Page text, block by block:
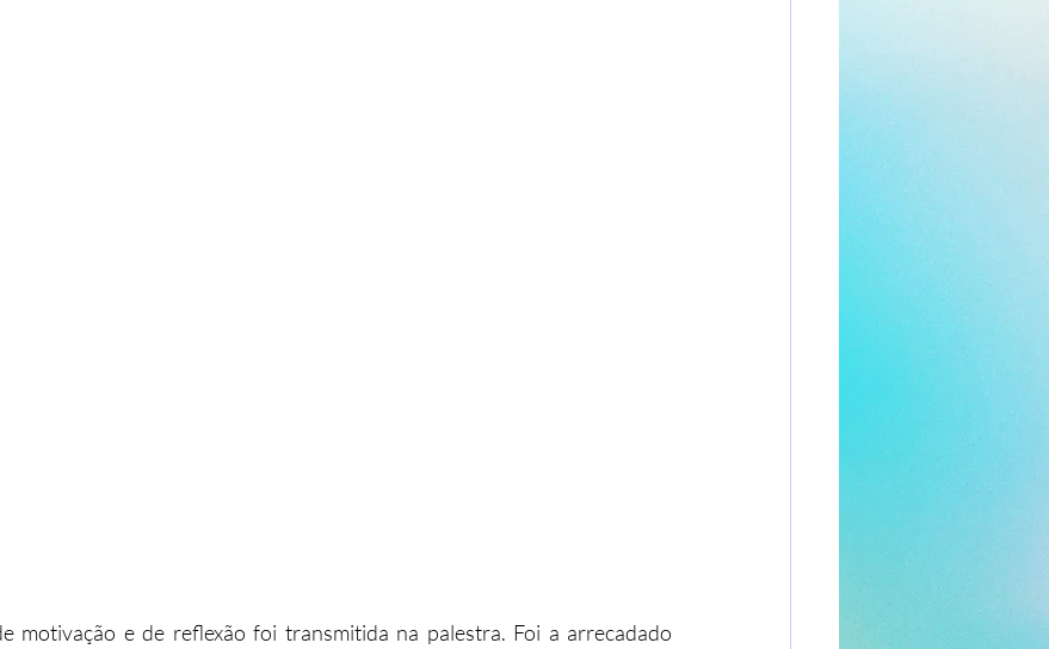
motivação e de reflexão foi transmitida na palestra. Foi a arrecadado